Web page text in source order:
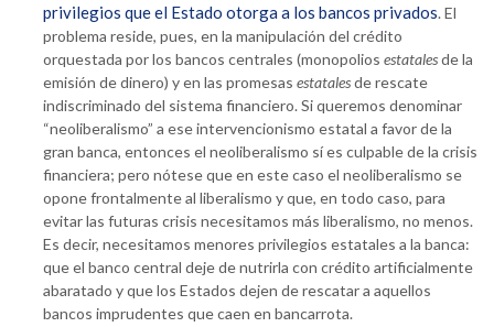
privilegios que el Estado otorga a los bancos privados. El
problema reside, pues, en la manipulación del crédito
orquestada por los bancos centrales (monopolios estatalesde la
emisión de dinero) y en las promesas estatalesde rescate
indiscriminado del sistema financiero. Si queremos denominar
“neoliberalismo” a ese intervencionismo estatal a favor de la
gran banca, entonces el neoliberalismo sí es culpable de la crisis
financiera; pero nótese que en este caso el neoliberalismo se
opone frontalmente al liberalismo y que, en todo caso, para
evitar las futuras crisis necesitamos más liberalismo, no menos.
Es decir, necesitamos menores privilegios estatales a la banca:
que el banco central deje de nutrirla con crédito artificialmente
abaratado y que los Estados dejen de rescatar a aquellos
bancos imprudentes que caen en bancarrota.